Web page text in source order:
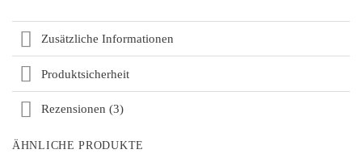
Zusätzliche Informationen
Produktsicherheit
Rezensionen (3)
ÄHNLICHE PRODUKTE